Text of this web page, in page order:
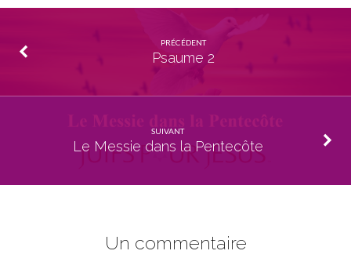
PRÉCÉDENT
Psaume 2
SUIVANT
Le Messie dans la Pentecôte
Un commentaire